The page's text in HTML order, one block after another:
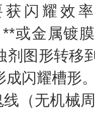
获闪耀效
**或金属镀
剂图形转移
成闪耀槽形
线（无机械